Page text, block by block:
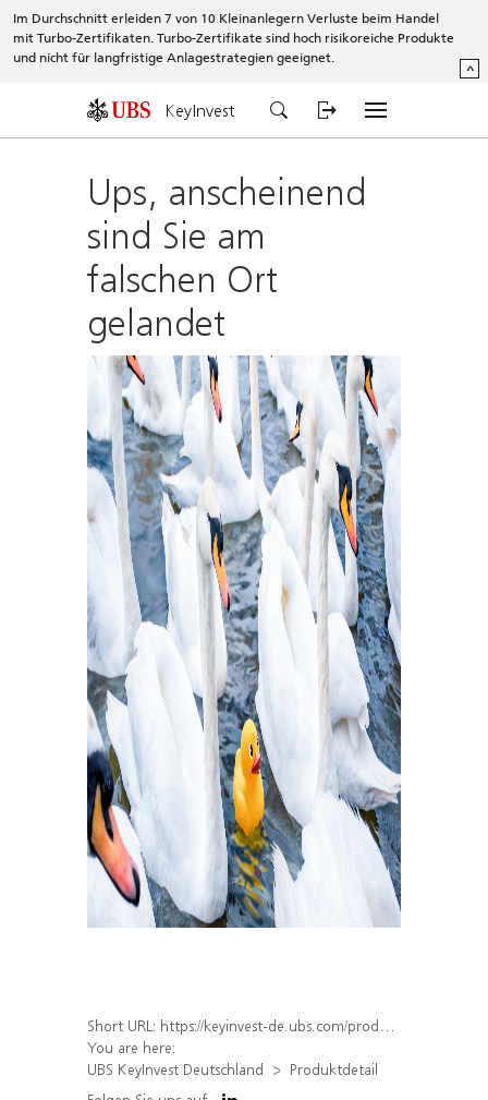
Im Durchschnitt erleiden 7 von 10 Kleinanlegern Verluste beim Handel
mit Turbo-Zertifikaten. Turbo-Zertifikate sind hoch risikoreiche Produkte
und nicht für langfristige Anlagestrategien geeignet.
^
KeyInvest
Ups, anscheinend
sind Sie am
falschen Ort
gelandet
Short URL: https://keyinvest-de.ubs.com/produkt/detail/index/isin/DE000WA8LDN8
You are here:
UBS KeyInvest Deutschland
Produktdetail